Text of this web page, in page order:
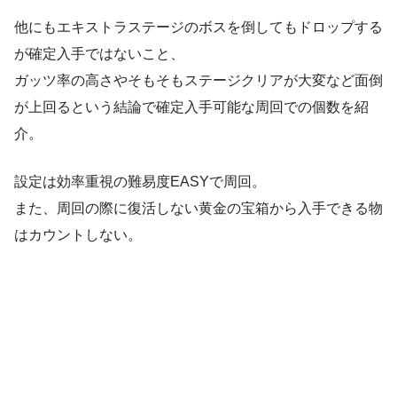
他にもエキストラステージのボスを倒してもドロップする
が確定入手ではないこと、
ガッツ率の高さやそもそもステージクリアが大変など面倒
が上回るという結論で確定入手可能な周回での個数を紹
介。
設定は効率重視の難易度EASYで周回。
また、周回の際に復活しない黄金の宝箱から入手できる物
はカウントしない。